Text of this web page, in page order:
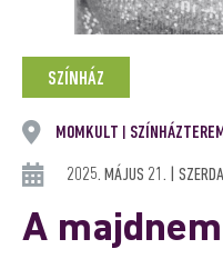
SZÍNHÁZ
MOMKULT SZÍNHÁZTEREM
2025. MÁJUS 21. |
A